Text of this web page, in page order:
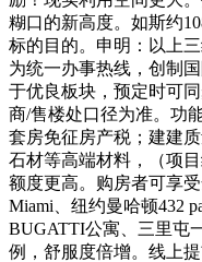
糊口的新高度。如斯约
标的目的。申明：以上
为统一办事热线，创制
于优良板块，预定时可
商/售楼处口径为准。功
套房免征房产税；建建
石材等高端材料，（项
额度更高。购房者可享
Miami、纽约曼哈顿432
BUGATTI公寓、三里屯
例，舒服度倍增。线上